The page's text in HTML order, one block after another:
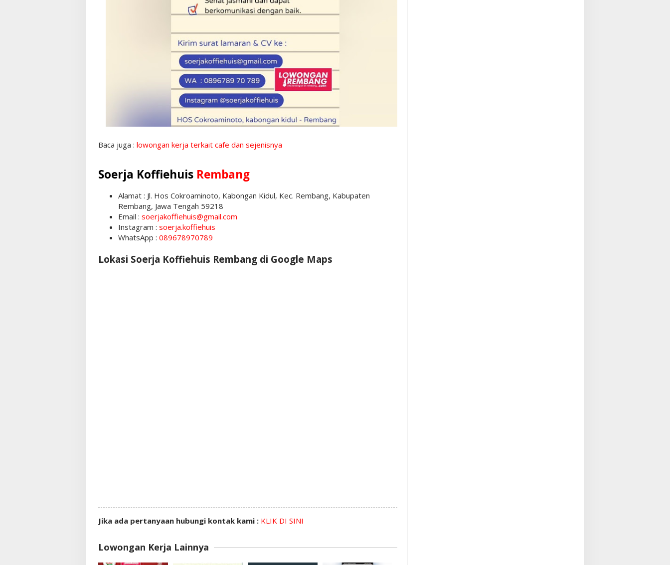
Baca juga : lowongan kerja terkait cafe dan sejenisnya
Soerja Koffiehuis Rembang
Alamat : Jl. Hos Cokroaminoto, Kabongan Kidul, Kec. Rembang, Kabupaten
Rembang, Jawa Tengah 59218
Email : soerjakoffiehuis@gmail.com
Instagram : soerja.koffiehuis
WhatsApp : 089678970789
Lokasi Soerja Koffiehuis Rembang di Google Maps
Jika ada pertanyaan hubungi kontak kami : KLIK DI SINI
Lowongan Kerja Lainnya